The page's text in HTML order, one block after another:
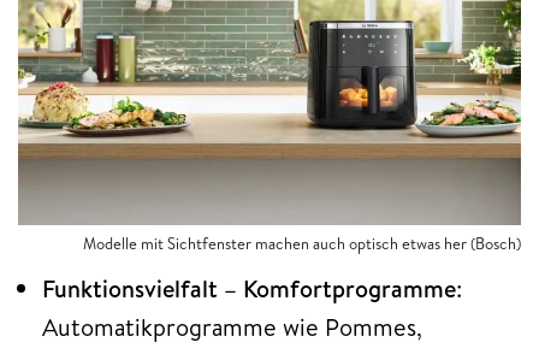
Modelle mit Sichtfenster machen auch optisch etwas her (Bosch)
Funktionsvielfalt – Komfortprogramme:
Automatikprogramme wie Pommes,